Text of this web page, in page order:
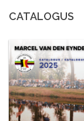
CATALOGUS